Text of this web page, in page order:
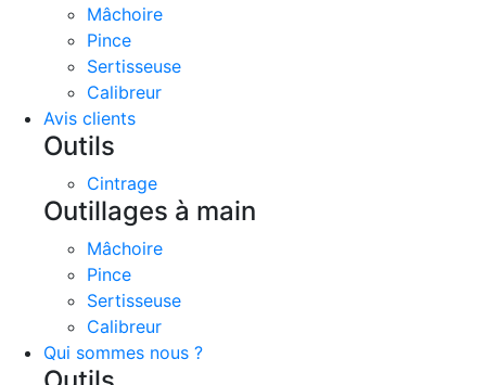
Mâchoire
Pince
Sertisseuse
Calibreur
Avis clients
Outils
Cintrage
Outillages à main
Mâchoire
Pince
Sertisseuse
Calibreur
Qui sommes nous ?